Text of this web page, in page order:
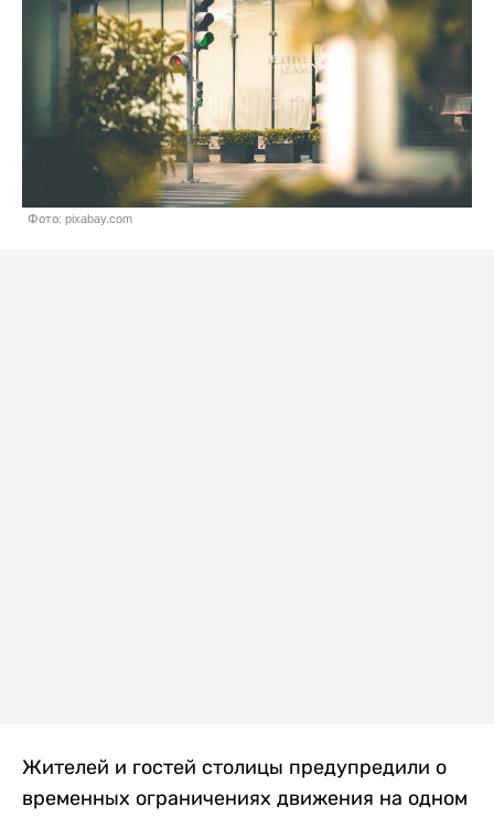
Фото: pixabay.com
Жителей и гостей столицы предупредили о
временных ограничениях движения на одном